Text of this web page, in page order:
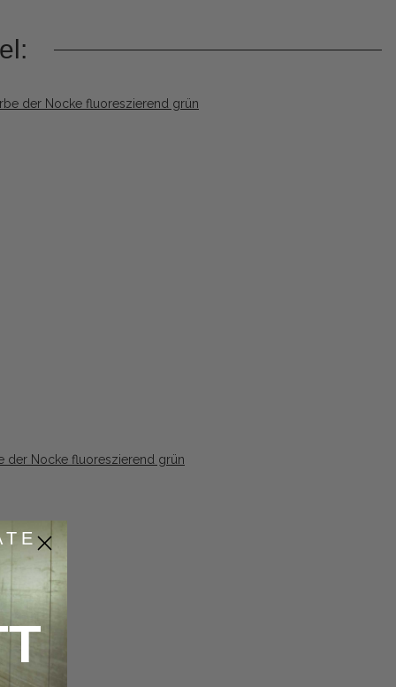
der Nocke fluoreszierend grün